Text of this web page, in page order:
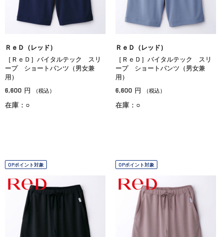
ＲｅＤ（レッド）
［ＲｅＤ］バイタルテック スリ
ープ ショートパンツ（男女兼
用）
6,600 円 （税込）
在庫：○
ＲｅＤ（レッド）
［ＲｅＤ］バイタルテック スリ
ープ ショートパンツ（男女兼
用）
6,600 円 （税込）
在庫：○
OPポイント対象 OPポイント対象